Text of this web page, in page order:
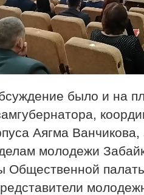
было и на
Аягма
молодежи
Общественной